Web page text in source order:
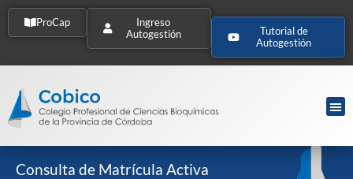
ProCap
Ingreso
Autogestión
Tutorial de
Autogestión
Consulta de Matrícula Activa